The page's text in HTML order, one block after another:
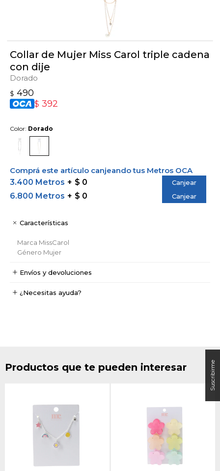
Collar de Mujer Miss Carol triple cadena
con dije
Dorado
$ 490
$ 392
Color: Dorado
Comprá este artículo canjeando tus Metros OCA
3.400 Metros
$ 0 Canjear
6.800 Metros $ 0 Canjear
Características
Marca MissCarol
Género Mujer
Envíos y devoluciones
¿Necesitas ayuda?
Productos que te pueden interesar